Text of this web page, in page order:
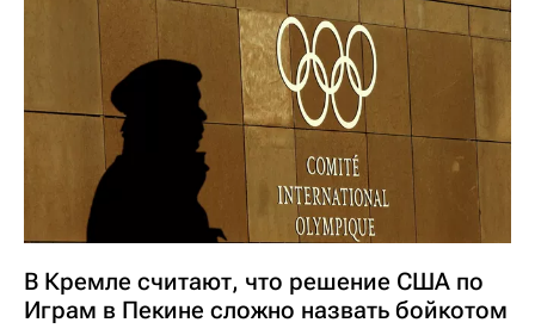
В Кремле считают, что решение США по
Играм в Пекине сложно назвать бойкотом